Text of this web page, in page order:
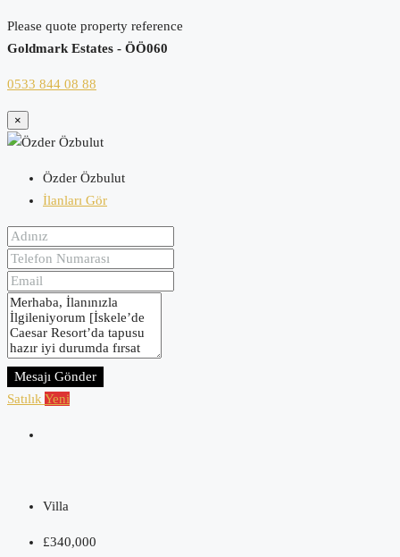
Please quote property reference
Goldmark Estates - ÖÖ060
0533 844 08 88
×
Özder Özbulut
İlanları Gör
Mesajı Gönder
Satılık Yeni
Villa
£340,000